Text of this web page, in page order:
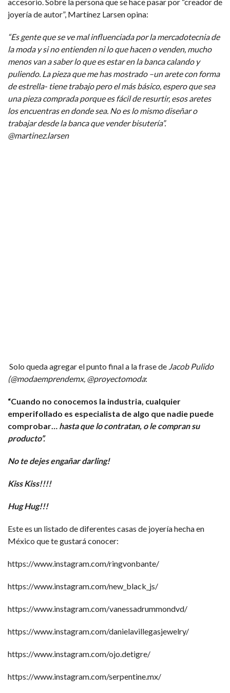
accesorio. Sobre la persona que se hace pasar por “creador de
joyería de autor”, Martínez Larsen opina:
“Es gente que se ve mal influenciada por la mercadotecnia de
la moda y si no entienden ni lo que hacen o venden, mucho
menos van a saber lo que es estar en la banca calando y
puliendo. La pieza que me has mostrado –un arete con forma
de estrella- tiene trabajo pero el más básico, espero que sea
una pieza comprada porque es fácil de resurtir, esos aretes
los encuentras en donde sea. No es lo mismo diseñar o
trabajar desde la banca que vender bisutería”.
@martinez.larsen
Solo queda agregar el punto final a la frase de Jacob Pulido
(@modaemprendemx, @proyectomoda:
“Cuando no conocemos la industria, cualquier
emperifollado es especialista de algo que nadie puede
comprobar… hasta que lo contratan, o le compran su
producto”.
No te dejes engañar darling!
Kiss Kiss!!!!
Hug Hug!!!
Este es un listado de diferentes casas de joyería hecha en
México que te gustará conocer:
https://www.instagram.com/ringvonbante/
https://www.instagram.com/new_black_js/
https://www.instagram.com/vanessadrummondvd/
https://www.instagram.com/danielavillegasjewelry/
https://www.instagram.com/ojo.detigre/
https://www.instagram.com/serpentine.mx/